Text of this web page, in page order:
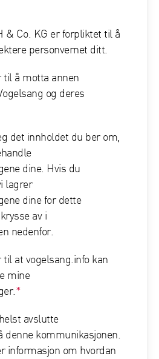
& Co. KG er forpliktet til å
personvernet ditt.
å motta annen
og deres
det innholdet du ber om,
dine. Hvis du
lagrer
dine for dette
av i
nedenfor.
at vogelsang.info kan
mine
*
avslutte
denne kommunikasjonen.
informasjon om hvordan